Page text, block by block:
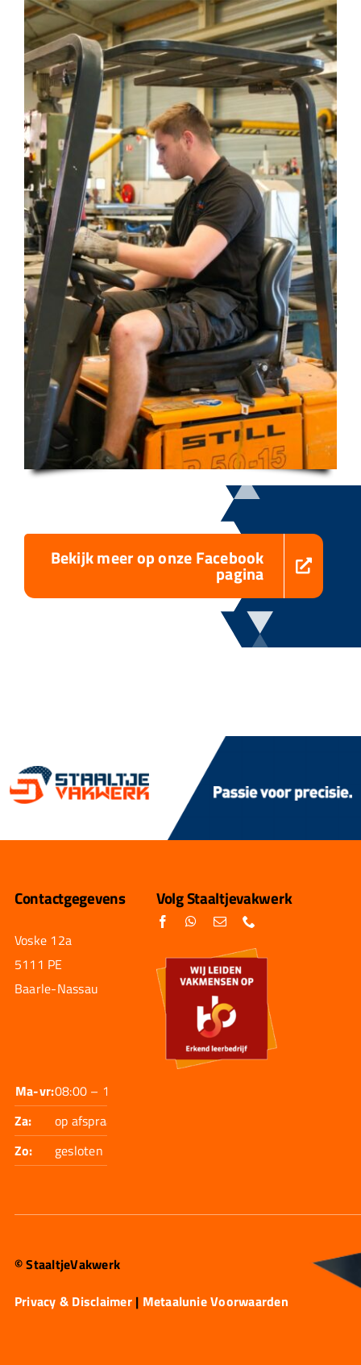
Bekijk meer op onze Facebook
pagina
Contactgegevens
Voske 12a
5111 PE
Baarle-Nassau
Ma-vr:08:00 – 17:30
Za:
op afspraak
Zo:
gesloten
Volg Staaltjevakwerk
© StaaltjeVakwerk
Privacy & Disclaimer| Metaalunie Voorwaarden